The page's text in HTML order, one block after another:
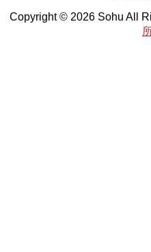
Copyright © 2026 Sohu All